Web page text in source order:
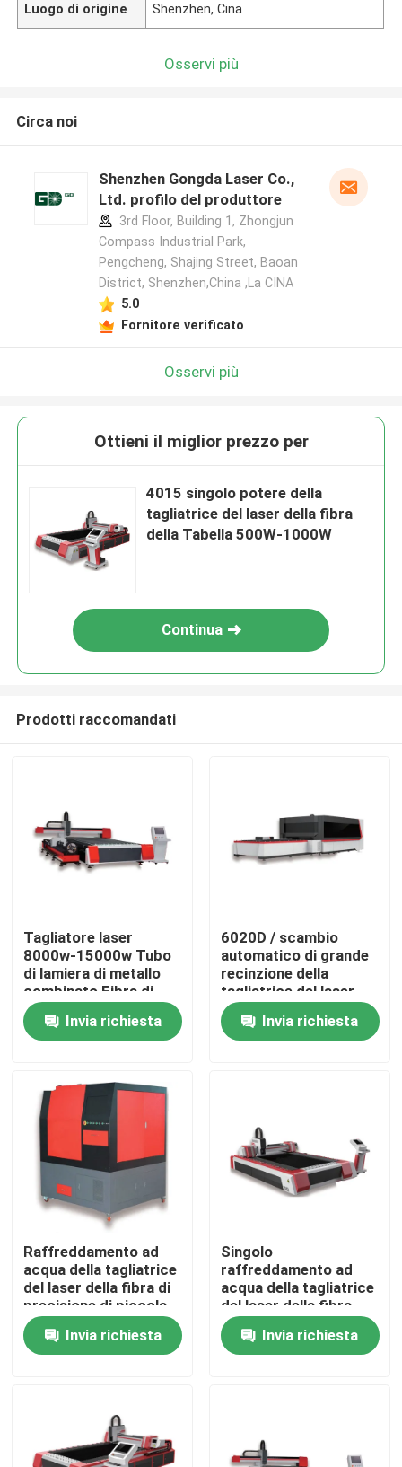
Casa
Prodotti
Spettacolo VR
Chi siamo
Giro della fabbrica
Controllo di qualità
Contattaci
Laser a fibra verde
Luogo di origine Shenzhen, Cina
Osservi più
Circa noi
Shenzhen Gongda Laser Co.,
Ltd. profilo del produttore
3rd Floor, Building 1, Zhongjun
Compass Industrial Park,
Pengcheng, Shajing Street, Baoan
District, Shenzhen,China ,La CINA
5.0
Fornitore verificato
Osservi più
Ottieni il miglior prezzo per
4015 singolo potere della
tagliatrice del laser della fibra
della Tabella 500W-1000W
Continua
Prodotti raccomandati
Tagliatore laser
8000w-15000w Tubo
di lamiera di metallo
combinato Fibra di
acciaio inossidabile
Macchine di taglio
laser Strumento di
Invia richiesta
6020D / scambio
automatico di grande
recinzione della
tagliatrice del laser
6025D
Invia richiesta
Raffreddamento ad
acqua della tagliatrice
del laser della fibra di
precisione di piccola
zona
Invia richiesta
Singolo
raffreddamento ad
acqua della tagliatrice
del laser della fibra
della Tabella 6020
Invia richiesta